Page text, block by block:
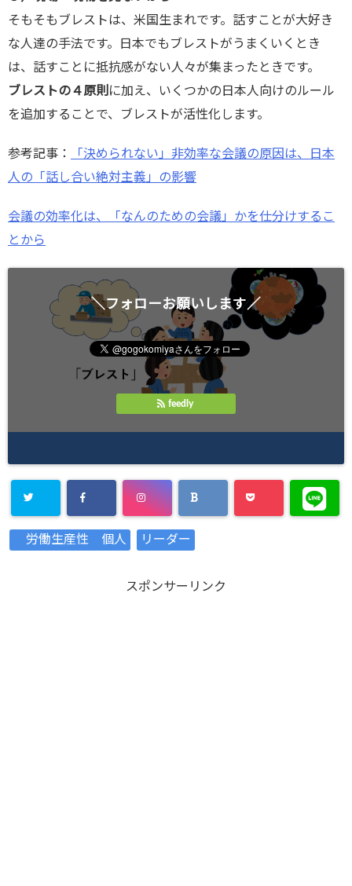
そもそもブレストは、米国生まれです。話すことが大好き
な人達の手法です。日本でもブレストがうまくいくとき
は、話すことに抵抗感がない人々が集まったときです。
ブレストの４原則 に加え、いくつかの日本人向けのルール
を追加することで、ブレストが活性化します。
参考記事：
「決められない」非効率な会議の原因は、日本
人の「話し合い絶対主義」の影響
会議の効率化は、「なんのための会議」かを仕分けするこ
とから
＼フォローお願いします／
feedly
Undefined
労働生産性 個人 リーダー
スポンサーリンク